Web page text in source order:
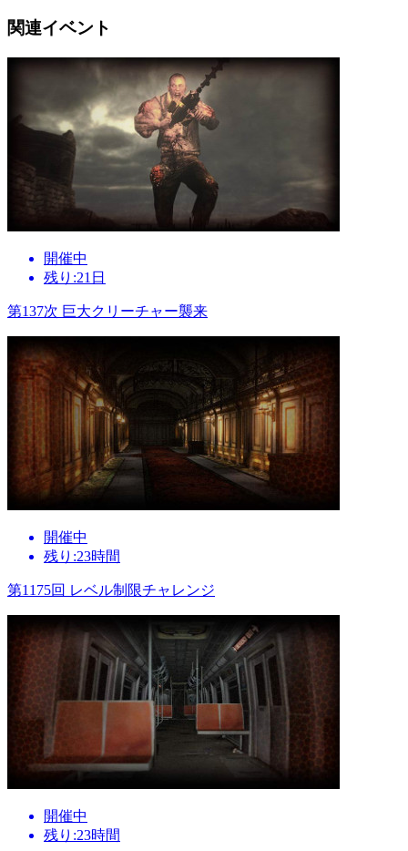
関連イベント
開催中
残り:21日
第137次 巨大クリーチャー襲来
開催中
残り:23時間
第1175回 レベル制限チャレンジ
開催中
残り:23時間